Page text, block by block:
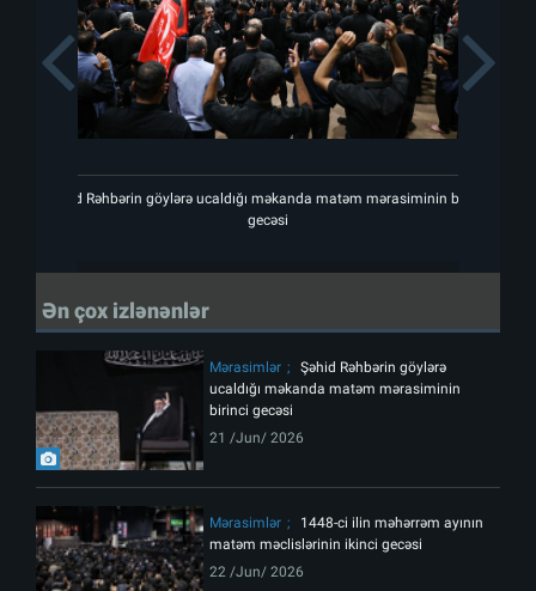
Şəhid Rəhbərin göylərə ucaldığı məkanda matəm mərasiminin birinci
gecəsi
Previous
Ən çox izlənənlər
Mərasimlər
Şəhid Rəhbərin göylərə
ucaldığı məkanda matəm mərasiminin
birinci gecəsi
21 /Jun/ 2026
Mərasimlər
1448-ci ilin məhərrəm ayının
matəm məclislərinin ikinci gecəsi
22 /Jun/ 2026